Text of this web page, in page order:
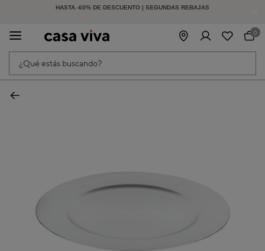
-15% EXTRA EN MUEBLES DE EXTERIOR | CÓDIGO: HOLIDAY15| Finaliza en:
HASTA -60% DE DESCUENTO | SEGUNDAS REBAJAS
¿Qué estás buscando?
0